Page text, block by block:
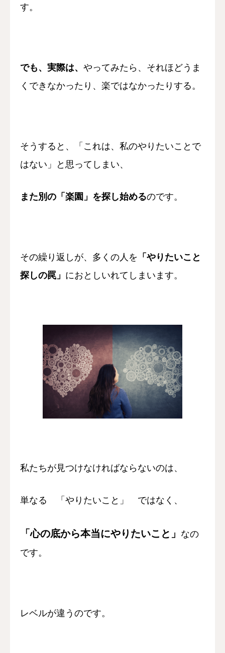
す。
でも、実際は、 やってみたら、 それほどうま
くできなかったり、 楽ではなかったりする。
そうすると、
「これは、私のやりたいことで
はない」
と思ってしまい、
また別の「楽園」を探し始めるのです。
その繰り返しが、多くの人を 「やりたいこと
探しの罠」 におとしいれてしまいます。
私たちが見つけなければならないのは、
単なる 「やりたいこと」 ではなく、
「心の底から本当にやりたいこと」 なの
です。
レベルが違うのです。